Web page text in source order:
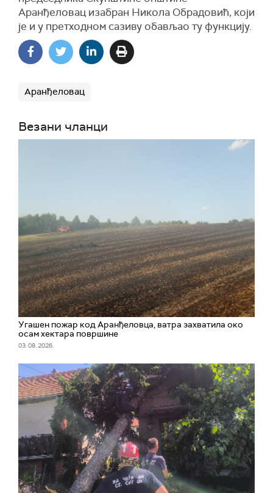
Аранђеловац изабран Никола Обрадовић, који
је и у претходном сазиву обављао ту функцију.
Аранђеловац
Везани чланци
Угашен пожар код Аранђеловца, ватра захватила око
осам хектара површине
03. 08. 2026.